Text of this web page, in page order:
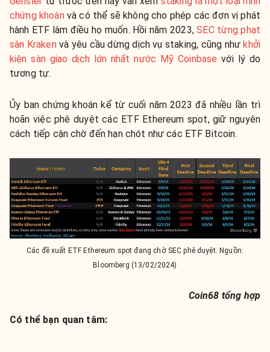
chứng khoánvà có thể sẽ không cho phép các đơn vị phát
hành ETF làm điều họ muốn. Hồi năm 2023,SEC từng phạt
sàn Krakenvà yêu cầu dừng dịch vụ staking, cũng như khởi
kiện sàn giao dịch lớn nhất nước Mỹ Coinbase với lý do
tương tự.
Ủy ban chứng khoán kể từ cuối năm 2023 đã nhiều lần trì
hoãn việc phê duyệt các ETF Ethereum spot, giữ nguyên
cách tiếp cận chờ đến hạn chót như các ETF Bitcoin.
Các đề xuất ETF Ethereum spot đang chờ SEC phê duyệt. Nguồn:
Bloomberg (13/02/2024)
Coin68 tổng hợp
Có thể bạn quan tâm: